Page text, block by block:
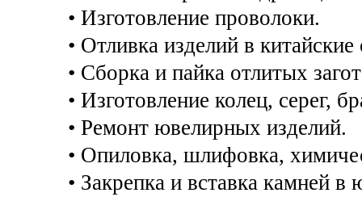
• Изготовление проволоки.
• Отливка изделий в
• Сборка и пайка отлитых
• Изготовление колец, серег,
• Ремонт ювелирных изделий.
• Опиловка, шлифовка,
• Закрепка и вставка камней в